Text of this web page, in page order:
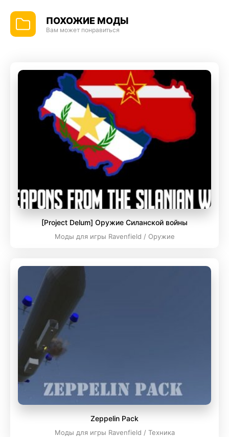
ПОХОЖИЕ МОДЫ
Вам может понравиться
[Project Delum] Оружие Силанской войны
Моды для игры Ravenfield / Оружие
Zeppelin Pack
Моды для игры Ravenfield / Техника